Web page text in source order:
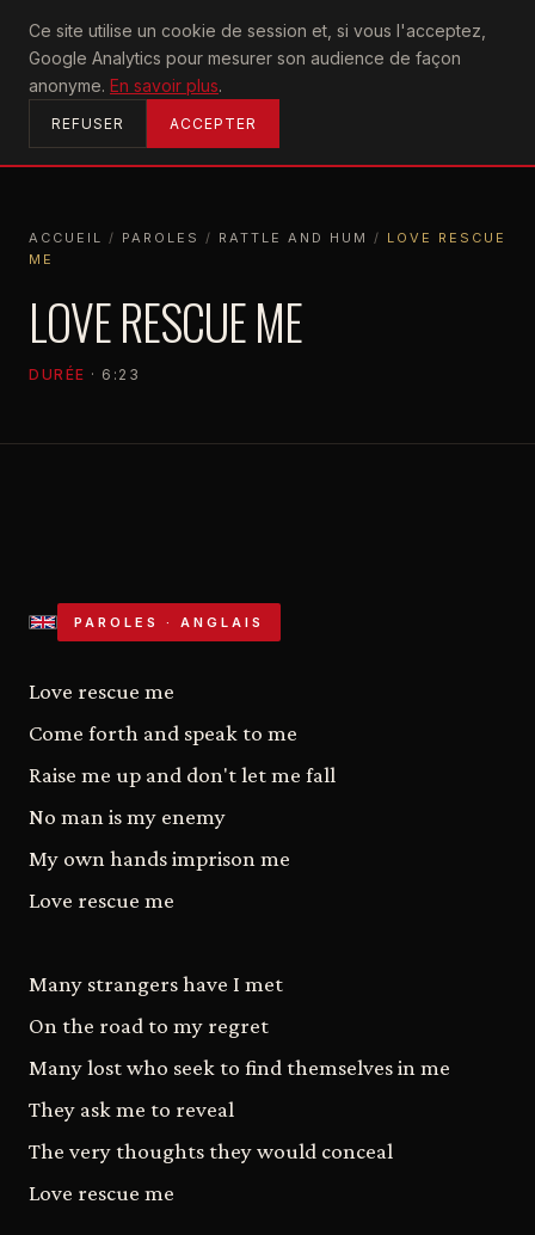
Ce site utilise un cookie de session et, si vous l'acceptez,
Google Analytics pour mesurer son audience de façon
anonyme. En savoir plus.
REFUSER ACCEPTER
U2achtung
ACCUEIL
ACCUEIL / PAROLES / RATTLE AND HUM / LOVE RESCUE
ME
LOVE RESCUE ME
DURÉE · 6:23
PAROLES · ANGLAIS
Love rescue me
Come forth and speak to me
Raise me up and don't let me fall
No man is my enemy
My own hands imprison me
Love rescue me
Many strangers have I met
On the road to my regret
Many lost who seek to find themselves in me
They ask me to reveal
The very thoughts they would conceal
Love rescue me